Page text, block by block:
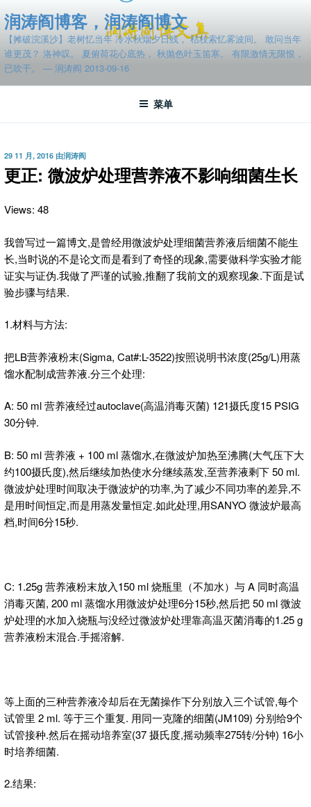
至
容
润涛阎博客，润涛阎博文
【摊破浣溪沙】老树忆当年 冷水秋烟夕日残， 枯枝索忆雾波间。 敢问当年
谁更茂？ 洛神叹。 夏俯荷花心底热， 秋抛色叶玉笛寒。 有限激情无限恨，
已吹干。 — 润涛阎 2013-09-16
菜单
发
布
于
29 11 月, 2016 由润涛阎
更正: 微波炉处理营养液不影响细菌生长
Views: 48
我曾写过一篇博文,是曾经用微波炉处理细菌营养液后细菌不能生
长,当时说的不是论文而是看到了奇怪的现象,需要做科学实验才能
证实与证伪.我做了严谨的试验,推翻了我前文的观察现象.下面是试
验步骤与结果.
1.材料与方法:
把LB营养液粉末(Sigma, Cat#:L-3522)按照说明书浓度(25g/L)用蒸
馏水配制成营养液.分三个处理:
A: 50 ml 营养液经过autoclave(高温消毒灭菌) 121摄氏度15 PSIG
30分钟.
B: 50 ml 营养液 + 100 ml 蒸馏水,在微波炉加热至沸腾(大气压下大
约100摄氏度),然后继续加热使水分继续蒸发,至营养液剩下 50 ml.
微波炉处理时间取决于微波炉的功率,为了减少不同功率的差异,不
是用时间恒定,而是用蒸发量恒定.如此处理,用SANYO 微波炉最高
档,时间6分15秒.
C: 1.25g 营养液粉末放入150 ml 烧瓶里（不加水）与 A 同时高温
消毒灭菌, 200 ml 蒸馏水用微波炉处理6分15秒,然后把 50 ml 微波
炉处理的水加入烧瓶与没经过微波炉处理靠高温灭菌消毒的1.25 g
营养液粉末混合.手摇溶解.
等上面的三种营养液冷却后在无菌操作下分别放入三个试管,每个
试管里 2 ml. 等于三个重复. 用同一克隆的细菌(JM109) 分别给9个
试管接种.然后在摇动培养室(37 摄氏度,摇动频率275转/分钟) 16小
时培养细菌.
2.结果: